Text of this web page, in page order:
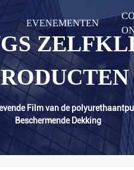
EVENEMENTEN
Film van de
Beschermende Dekking